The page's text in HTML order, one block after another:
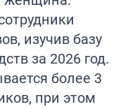
изучив базу
за 2026 год.
более 3
при этом